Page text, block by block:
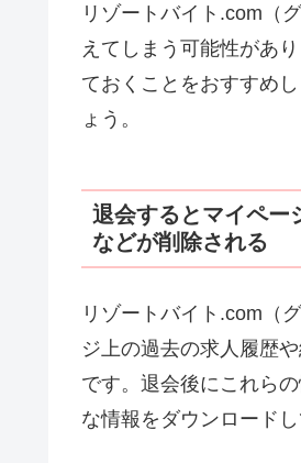
リゾートバイト.com（
えてしまう可能性があ
ておくことをおすすめ
ょう。
退会するとマイペー
などが削除される
リゾートバイト.com（
ジ上の過去の求人履歴
です。退会後にこれら
な情報をダウンロード